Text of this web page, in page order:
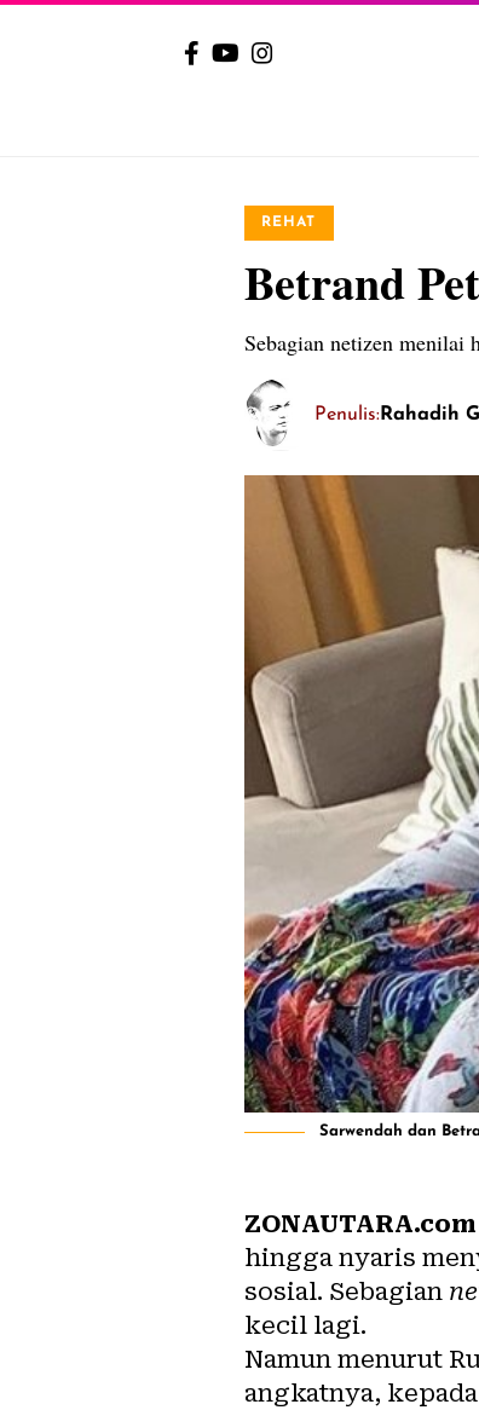
REHAT
Betrand
Sebagian netizen menilai
Penulis:Rahadih
Sarwendah dan
ZONAUTARA.com
hingga nyaris
sosial. Sebagian
kecil lagi.
Namun menurut
angkatnya,